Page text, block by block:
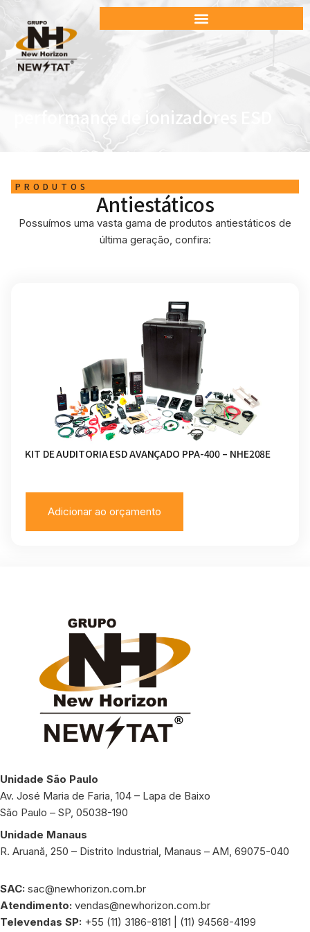
performance de ionizadores ESD
PRODUTOS
Antiestáticos
Possuímos uma vasta gama de produtos antiestáticos de
última geração, confira:
KIT DE AUDITORIA ESD AVANÇADO PPA-400 – NHE208E
Adicionar ao orçamento
Unidade São Paulo
Av. José Maria de Faria, 104 – Lapa de Baixo
São Paulo – SP, 05038-190
Unidade Manaus
R. Aruanã, 250 – Distrito Industrial, Manaus – AM, 69075-040
SAC: sac@newhorizon.com.br
Atendimento: vendas@newhorizon.com.br
Televendas SP: +55 (11) 3186-8181 | (11) 94568-4199